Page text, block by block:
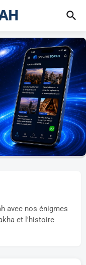
avec nos énigmes
et l'histoire